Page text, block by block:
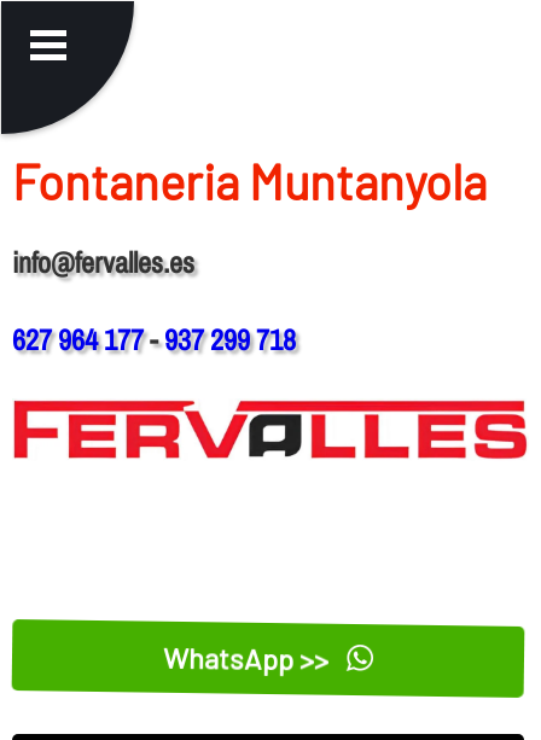
Fontaneria Muntanyola
info@fervalles.es
627 964 177-937 299 718
WhatsApp >>